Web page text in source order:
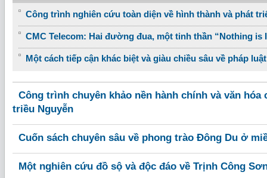
Công trình nghiên cứu toàn diện về hình thành và phát
CMC Telecom: Hai đường đua, một tinh thần “Nothing is
Một cách tiếp cận khác biệt và giàu chiều sâu về pháp
Công trình chuyên khảo nền hành chính và văn
triều Nguyễn
Cuốn sách chuyên sâu về phong trào Đông Du ở
Một nghiên cứu đồ sộ và độc đáo về Trịnh Công